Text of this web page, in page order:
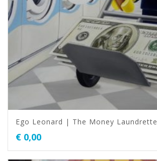
Ego Leonard | The Money Laundrette
€ 0,00